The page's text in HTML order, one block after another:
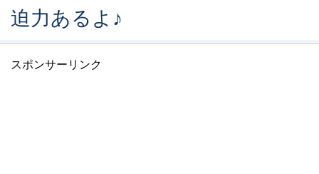
迫力あるよ♪
スポンサーリンク